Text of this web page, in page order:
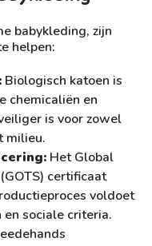
babykleding, zijn
helpen:
Biologisch katoen is
chemicaliën en
is voor zowel
milieu.
Het Global
certificaat
voldoet
sociale criteria.